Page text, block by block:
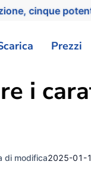
cinque
Prezzi
i
di modifica2025-01-